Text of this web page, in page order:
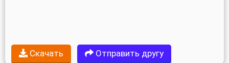
Скачать Отправить другу